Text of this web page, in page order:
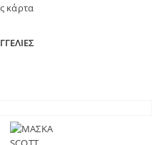
κάρτα